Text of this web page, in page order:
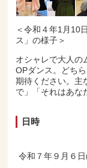
＜令和４年1月10
ス」の様子＞
オシャレで大人の
OPダンス。どち
期待ください。主
で」「それはあな
日時
令和７年９月６